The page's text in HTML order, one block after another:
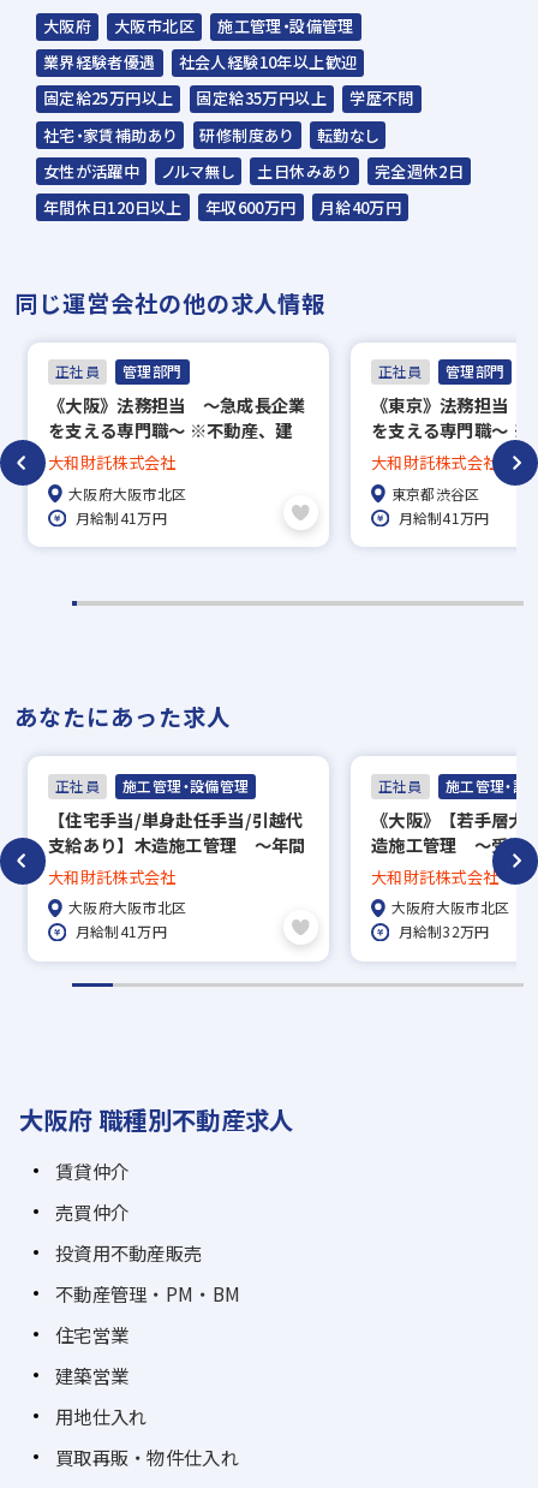
スラッシュ株式会社からのご連絡をお待ち
ください。
ご連絡までに7日程度いただく場合があり
ます。予めご了承ください。
担当：スラッシュ株式会社
▼
面接（オンライン面接可）
▼
内定
※入社時期は相談に応じます。
※現在、在職中の方も積極的にご応募くださ
い。応募の秘密は厳守いたします。
大阪府 大阪市北区
施工管理・設備管理
業界経験者優遇
社会人経験10年以上歓迎
固定給25万円以上
固定給35万円以上
学歴不問
社宅・家賃補助あり
研修制度あり
転勤なし
女性が活躍中
ノルマ無し 土日休みあり
完全週休2日
年間休日120日以上
年収600万円 月給40万円
同じ運営会社の他の求人情報
正社員 管理部門
《大阪》法務担当 ～急成長企業
を支える専門職～ ※不動産、建
築業界未経験歓迎
大和財託株式会社
大阪府大阪市北区
月給制41万円
正社員 管理部門
《東京》法務担当
を支える専門職～ ※
築業界未経験歓迎
大和財託株式会社
東京都渋谷区
月給制41万円
あなたにあった求人
正社員 施工管理・設備管理
【住宅手当/単身赴任手当/引越代
支給あり】木造施工管理 ～年間
休日120日／分離発注のコントロ
ールタワー役！ 都市部でスキル
やご経験を発揮◎～
大和財託株式会社
大阪府大阪市北区
月給制41万円
正社員 施工管理・設
《大阪》【若手層大
造施工管理 ～受注
極募集！／年間休日
管理経験を積んで1
に成長！～
大和財託株式会社
大阪府大阪市北区
月給制32万円
大阪府 職種別不動産求人
賃貸仲介
売買仲介
投資用不動産販売
不動産管理・PM・BM
住宅営業
建築営業
用地仕入れ
買取再販・物件仕入れ